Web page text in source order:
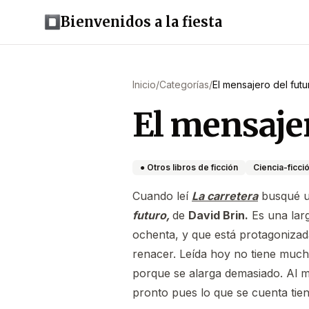
Bienvenidos a la fiesta
Inicio/Categorías/El mensajero del
El
● Otros libros de ficción Ciencia-
Cuando leí La carreterabusqué
futuro, de David Brin. Es una
ochenta, y que está
renacer. Leída hoy no tiene
porque se alarga demasiado. Al
pronto pues lo que se cuenta